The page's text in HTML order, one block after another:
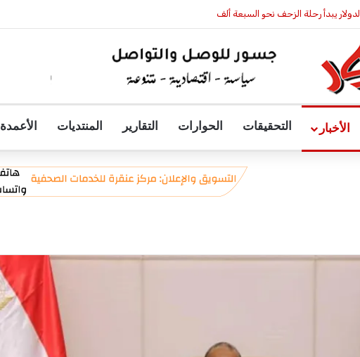
الدولار يبدأ رحلة الزحف نحو السبعة ألف
الأخبار التحقيقات الحوارات التقارير المنتديات الأعمدة